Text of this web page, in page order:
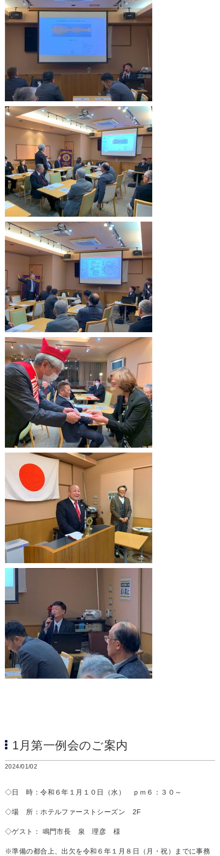
1月第一例会のご案内
2024/01/02
◇日 時：令和６年１月１０日（水） ｐｍ６：３０～
◇場 所：ホテルファーストシーズン 2F
◇ゲスト： 鳴門市長 泉 理彦 様
※準備の都合上、出欠を令和６年１月８日（月・祝）までに事務